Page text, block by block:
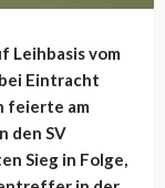
Leihbasis vom
Eintracht
feierte am
den SV
Sieg in Folge,